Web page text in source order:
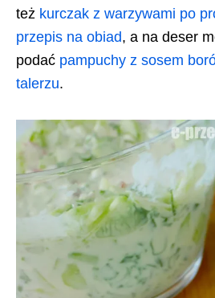
też kurczak z warzywami po
przepis na obiad, a na deser
podać pampuchy z sosem
talerzu.